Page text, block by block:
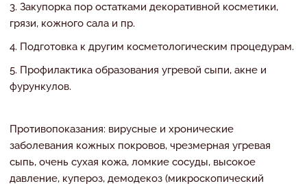
Закупорка пор остатками декоративной косметики,
грязи, кожного сала и пр.
Подготовка к другим косметологическим процедурам.
Профилактика образования угревой сыпи, акне и
фурункулов.
Противопоказания: вирусные и хронические
заболевания кожных покровов, чрезмерная угревая
сыпь, очень сухая кожа, ломкие сосуды, высокое
давление, купероз, демодекоз (микроскопический